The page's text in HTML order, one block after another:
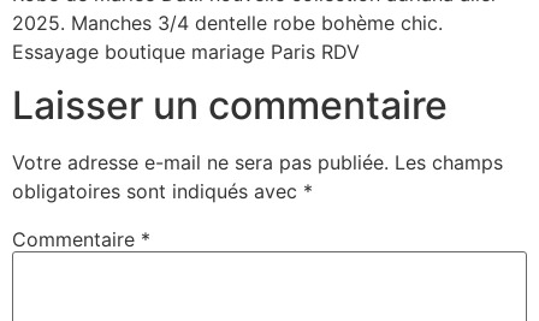
2025. Manches 3/4 dentelle robe bohème chic.
Essayage boutique mariage Paris RDV
Laisser un commentaire
Votre adresse e-mail ne sera pas publiée. Les champs
obligatoires sont indiqués avec *
Commentaire *